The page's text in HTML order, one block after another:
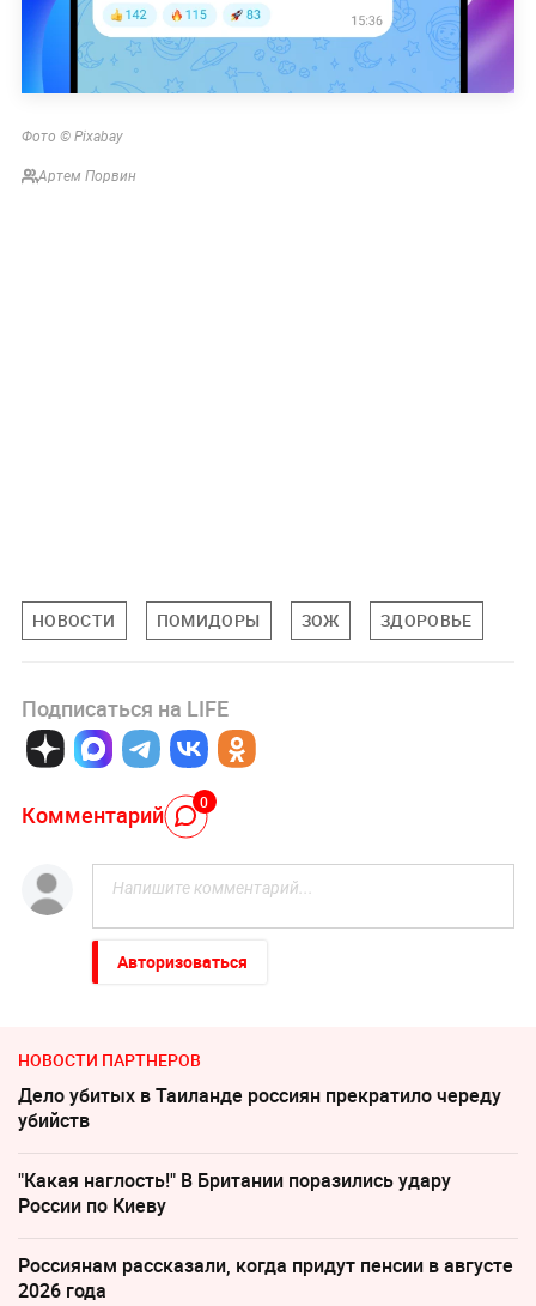
Фото © Pixabay
Артем Порвин
НОВОСТИ ПОМИДОРЫ ЗОЖ ЗДОРОВЬЕ
Подписаться на LIFE
Комментарий 0
Авторизоваться
НОВОСТИ ПАРТНЕРОВ
Дело убитых в Таиланде россиян прекратило череду
убийств
"Какая наглость!" В Британии поразились удару
России по Киеву
Россиянам рассказали, когда придут пенсии в августе
2026 года